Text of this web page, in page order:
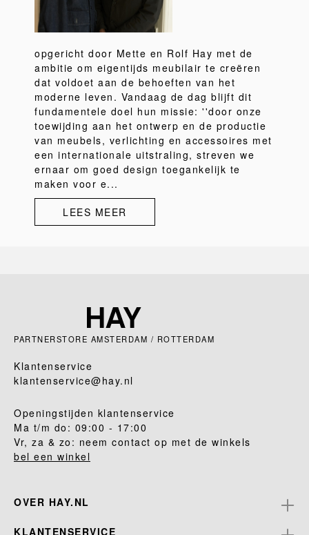
opgericht door Mette en Rolf Hay met de
ambitie om eigentijds meubilair te creëren
dat voldoet aan de behoeften van het
moderne leven. Vandaag de dag blijft dit
fundamentele doel hun missie: ''door onze
toewijding aan het ontwerp en de productie
van meubels, verlichting en accessoires met
een internationale uitstraling, streven we
ernaar om goed design toegankelijk te
maken voor e...
LEES MEER
PARTNERSTORE AMSTERDAM / ROTTERDAM
Klantenservice
klantenservice@hay.nl
Openingstijden klantenservice
Ma t/m do: 09:00 - 17:00
Vr, za & zo: neem contact op met de winkels
bel een winkel
OVER HAY.NL
KLANTENSERVICE